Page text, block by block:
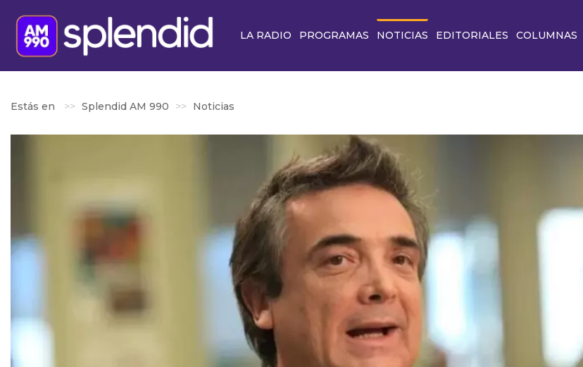
LA RADIO PROGRAMAS NOTICIAS EDITORIALES COLUMNAS
Estás en Splendid AM 990 Noticias